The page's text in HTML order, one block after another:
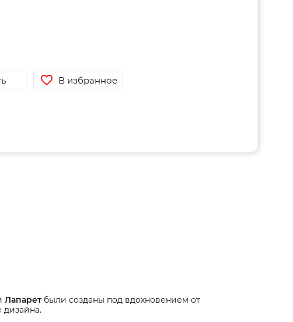
В избранное
Лапарет были созданы под вдохновением от
дизайна.